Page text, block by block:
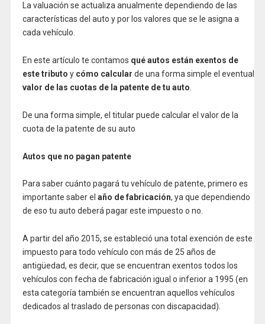
La valuación se actualiza anualmente dependiendo de las
características del auto y por los valores que se le asigna a
cada vehículo.
En este artículo te contamos qué autos están exentos de
este tributo y cómo calcular de una forma simple el eventual
valor de las cuotas de la patente de tu auto
De una forma simple, el titular puede calcular el valor de la
cuota de la patente de su auto
Autos que no pagan patente
Para saber cuánto pagará tu vehículo de patente, primero es
importante saber el año de fabricación, ya que dependiendo
de eso tu auto deberá pagar este impuesto o no.
A partir del año 2015, se estableció una total exención de este
impuesto para todo vehículo con más de 25 años de
antigüedad, es decir, que se encuentran exentos todos los
vehículos con fecha de fabricación igual o inferior a 1995 (en
esta categoría también se encuentran aquellos vehículos
dedicados al traslado de personas con discapacidad).